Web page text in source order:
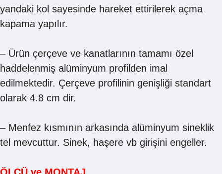
yandaki kol sayesinde hareket ettirilerek açma
kapama yapılır.
– Ürün çerçeve ve kanatlarının tamamı özel
haddelenmiş alüminyum profilden imal
edilmektedir. Çerçeve profilinin genişliği standart
olarak 4.8 cm dir.
– Menfez kısmının arkasında alüminyum sineklik
tel mevcuttur. Sinek, haşere vb girişini engeller.
ÖLÇÜ ve MONTAJ